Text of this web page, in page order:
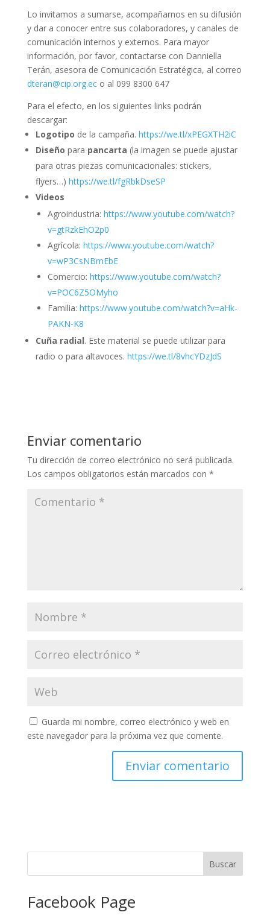
Lo invitamos a sumarse, acompañarnos en su difusión
y dar a conocer entre sus colaboradores, y canales de
comunicación internos y externos. Para mayor
información, por favor, contactarse con Danniella
Terán, asesora de Comunicación Estratégica, al correo
dteran@cip.org.eco al 099 8300 647
Para el efecto, en los siguientes links podrán
descargar:
Logotipo de la campaña. https://we.tl/xPEGXTH2iC
Diseño para pancarta (la imagen se puede ajustar
para otras piezas comunicacionales: stickers,
flyers…) https://we.tl/fgRbkDseSP
Videos
Agroindustria: https://www.youtube.com/watch?
v=gtRzkEhO2p0
Agrícola: https://www.youtube.com/watch?
v=wP3CsNBmEbE
Comercio: https://www.youtube.com/watch?
v=POC6Z5OMyho
Familia: https://www.youtube.com/watch?v=aHk-
PAKN-K8
Cuña radial. Este material se puede utilizar para
radio o para altavoces. https://we.tl/8vhcYDzJdS
Enviar comentario
Tu dirección de correo electrónico no será publicada.
Los campos obligatorios están marcados con *
Guarda mi nombre, correo electrónico y web en
este navegador para la próxima vez que comente.
Facebook Page